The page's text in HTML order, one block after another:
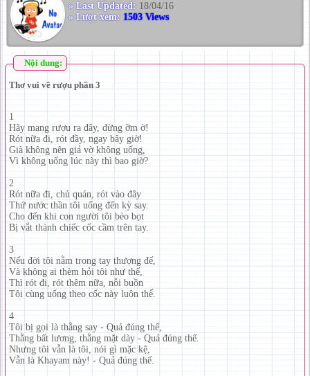
» Last Updated: 18/04/16
» Lượt xem: 1503 Views
Nội dung:
Thơ vui về rượu phần 3
1
Hãy mang rượu ra đây, đừng ỡm ờ!
Rót nữa đi, rót đầy, ngay bây giờ!
Già không nên giả vờ không uống,
Vì không uống lúc này thì bao giờ?
2
Rót nữa đi, chủ quán, rót vào đây
Thứ nước thần tôi uống đến kỳ say.
Cho đến khi con người tôi bèo bọt
Bị vắt thành chiếc cốc cầm trên tay.
3
Nếu đời tôi nằm trong tay thượng đế,
Và không ai thèm hỏi tôi như thế,
Thì rót đi, rót thêm nữa, nỗi buồn
Tôi cùng uống theo cốc này luôn thể.
4
Tôi bị gọi là thằng say - Quả đúng thế,
Thằng bất lương, thằng mặt dày - Quả đúng thế.
Nhưng tôi vẫn là tôi, nói gì mặc kệ,
Vẫn là Khayam này! - Quả đúng thế.